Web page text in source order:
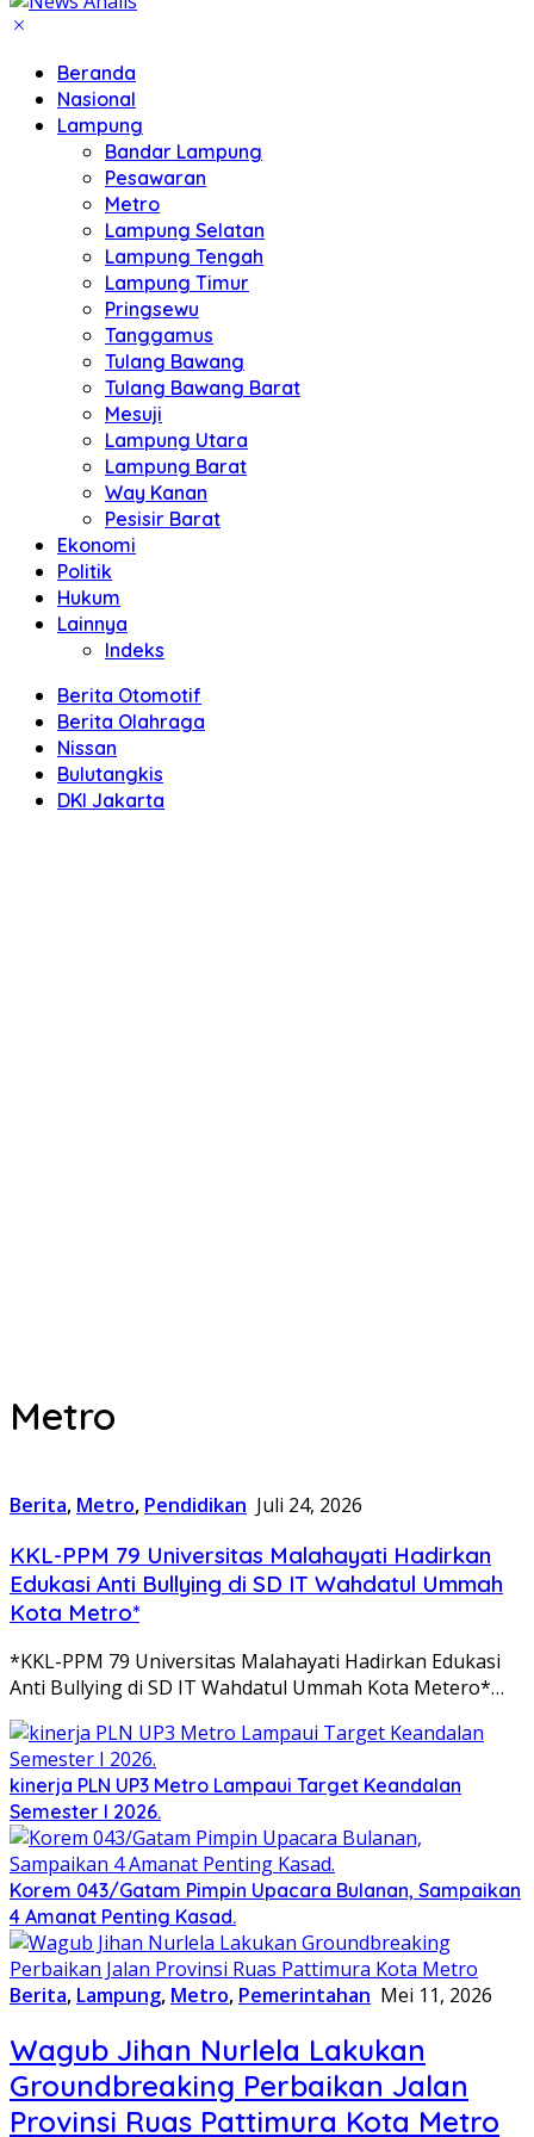
Beranda
Nasional
Lampung
Bandar Lampung
Pesawaran
Metro
Lampung Selatan
Lampung Tengah
Lampung Timur
Pringsewu
Tanggamus
Tulang Bawang
Tulang Bawang Barat
Mesuji
Lampung Utara
Lampung Barat
Way Kanan
Pesisir Barat
Ekonomi
Politik
Hukum
Lainnya
Indeks
Berita Otomotif
Berita Olahraga
Nissan
Bulutangkis
DKI Jakarta
Metro
Berita, Metro, Pendidikan Juli 24, 2026
KKL-PPM 79 Universitas Malahayati Hadirkan
Edukasi Anti Bullying di SD IT Wahdatul Ummah
Kota Metro*
*KKL-PPM 79 Universitas Malahayati Hadirkan Edukasi
Anti Bullying di SD IT Wahdatul Ummah Kota Metero*…
kinerja PLN UP3 Metro Lampaui Target Keandalan
Semester I 2026.
Korem 043/Gatam Pimpin Upacara Bulanan, Sampaikan
4 Amanat Penting Kasad.
Berita, Lampung, Metro, Pemerintahan Mei 11, 2026
Wagub Jihan Nurlela Lakukan
Groundbreaking Perbaikan Jalan
Provinsi Ruas Pattimura Kota Metro